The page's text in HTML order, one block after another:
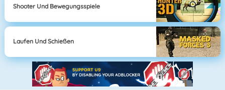
Shooter Und Bewegungsspiele
Laufen Und Schießen